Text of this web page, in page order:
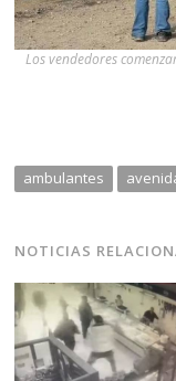
Los vendedores
ambulantes
NOTICIAS